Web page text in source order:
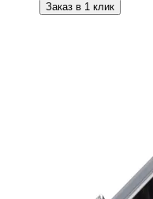
Заказ в 1 клик